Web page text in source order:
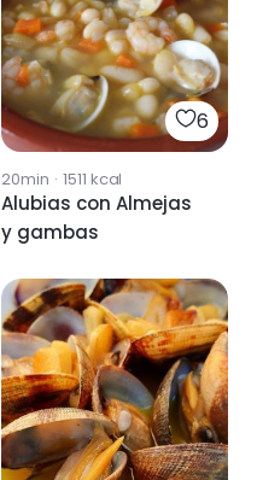
6
20min · 1511 kcal
Alubias con Almejas
y gambas